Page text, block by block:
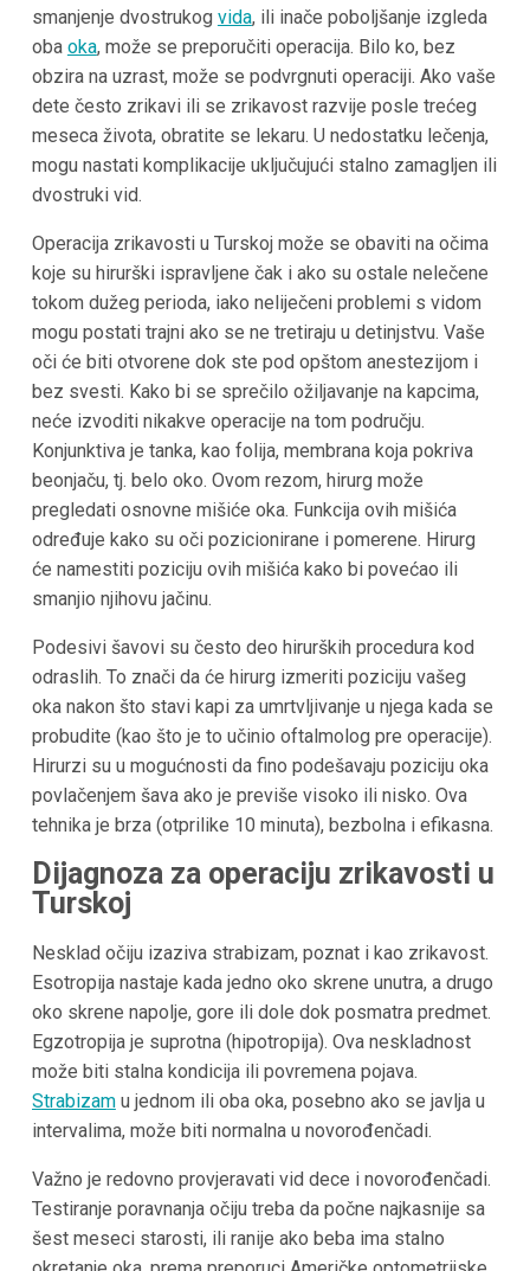
smanjenje dvostrukog vida, ili inače poboljšanje izgleda
oba oka, može se preporučiti operacija. Bilo ko, bez
obzira na uzrast, može se podvrgnuti operaciji. Ako vaše
dete često zrikavi ili se zrikavost razvije posle trećeg
meseca života, obratite se lekaru. U nedostatku lečenja,
mogu nastati komplikacije uključujući stalno zamagljen ili
dvostruki vid.
Operacija zrikavosti u Turskoj može se obaviti na očima
koje su hirurški ispravljene čak i ako su ostale nelečene
tokom dužeg perioda, iako neliječeni problemi s vidom
mogu postati trajni ako se ne tretiraju u detinjstvu. Vaše
oči će biti otvorene dok ste pod opštom anestezijom i
bez svesti. Kako bi se sprečilo ožiljavanje na kapcima,
neće izvoditi nikakve operacije na tom području.
Konjunktiva je tanka, kao folija, membrana koja pokriva
beonjaču, tj. belo oko. Ovom rezom, hirurg može
pregledati osnovne mišiće oka. Funkcija ovih mišića
određuje kako su oči pozicionirane i pomerene. Hirurg
će namestiti poziciju ovih mišića kako bi povećao ili
smanjio njihovu jačinu.
Podesivi šavovi su često deo hirurških procedura kod
odraslih. To znači da će hirurg izmeriti poziciju vašeg
oka nakon što stavi kapi za umrtvljivanje u njega kada se
probudite (kao što je to učinio oftalmolog pre operacije).
Hirurzi su u mogućnosti da fino podešavaju poziciju oka
povlačenjem šava ako je previše visoko ili nisko. Ova
tehnika je brza (otprilike 10 minuta), bezbolna i efikasna.
Dijagnoza za operaciju zrikavosti u
Turskoj
Nesklad očiju izaziva strabizam, poznat i kao zrikavost.
Esotropija nastaje kada jedno oko skrene unutra, a drugo
oko skrene napolje, gore ili dole dok posmatra predmet.
Egzotropija je suprotna (hipotropija). Ova neskladnost
može biti stalna kondicija ili povremena pojava.
Strabizamu jednom ili oba oka, posebno ako se javlja u
intervalima, može biti normalna u novorođenčadi.
Važno je redovno provjeravati vid dece i novorođenčadi.
Testiranje poravnanja očiju treba da počne najkasnije sa
šest meseci starosti, ili ranije ako beba ima stalno